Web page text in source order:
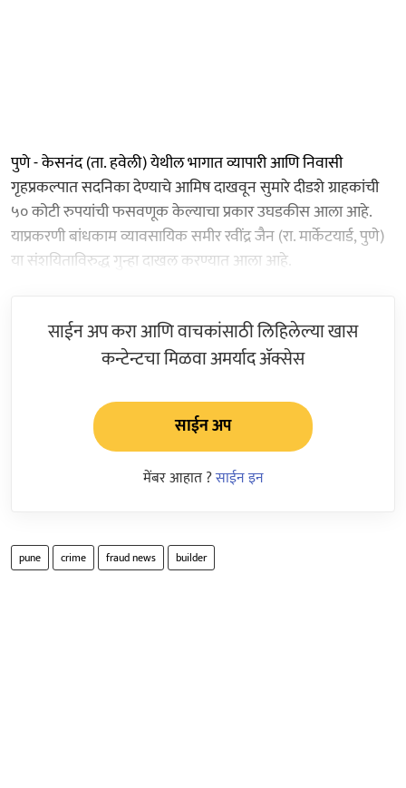
पुणे - केसनंद (ता. हवेली) येथील भागात व्यापारी आणि निवासी
गृहप्रकल्पात सदनिका देण्याचे आमिष दाखवून सुमारे दीडशे ग्राहकांची
५० कोटी रुपयांची फसवणूक केल्याचा प्रकार उघडकीस आला आहे.
याप्रकरणी बांधकाम व्यावसायिक समीर रवींद्र जैन (रा. मार्केटयार्ड, पुणे)
या संशयिताविरुद्ध गुन्हा दाखल करण्यात आला आहे.
साईन अप करा आणि वाचकांसाठी लिहिलेल्या खास
कन्टेन्टचा मिळवा अमर्याद ॲक्सेस
साईन अप
मेंबर आहात ?साईन इन
pune crime fraud news builder